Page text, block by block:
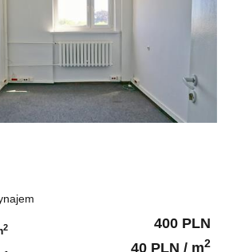
2
400 PLN
40 PLN / m2